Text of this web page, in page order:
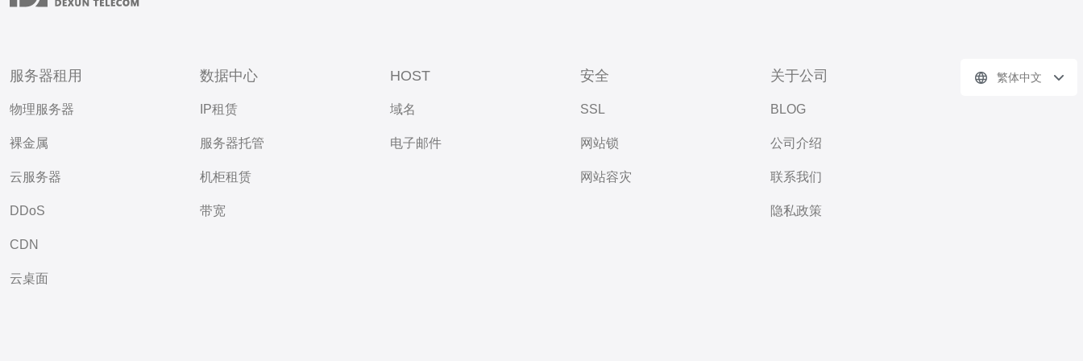
服务器租用
物理服务器
裸金属
云服务器
DDoS
CDN
云桌面
数据中心
IP租赁
服务器托管
机柜租赁
带宽
HOST
域名
电子邮件
安全
SSL
网站锁
网站容灾
关于公司
BLOG
公司介绍
联系我们
隐私政策
繁体中文